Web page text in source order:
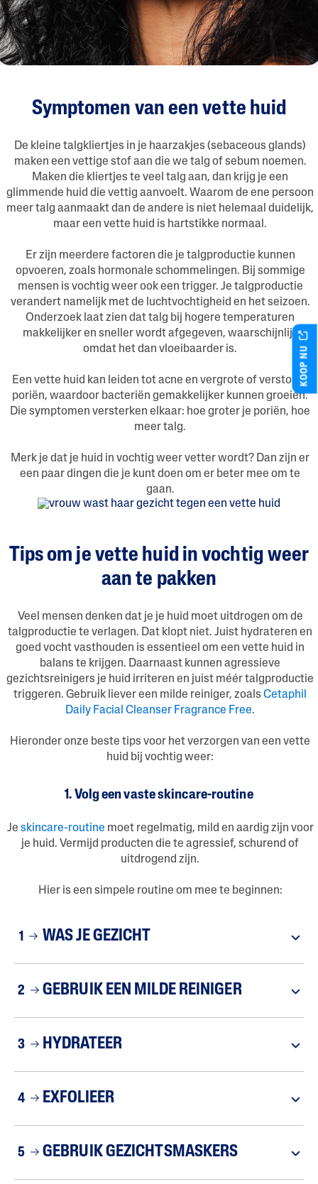
Symptomen van een vette huid
De kleine talgkliertjes in je haarzakjes (sebaceous glands)
maken een vettige stof aan die we talg of sebum noemen.
Maken die kliertjes te veel talg aan, dan krijg je een
glimmende huid die vettig aanvoelt. Waarom de ene persoon
meer talg aanmaakt dan de andere is niet helemaal duidelijk,
maar een vette huid is hartstikke normaal.
Er zijn meerdere factoren die je talgproductie kunnen
opvoeren, zoals hormonale schommelingen. Bij sommige
mensen is vochtig weer ook een trigger. Je talgproductie
verandert namelijk met de luchtvochtigheid en het seizoen.
Onderzoek laat zien dat talg bij hogere temperaturen
makkelijker en sneller wordt afgegeven, waarschijnlijk
omdat het dan vloeibaarder is.
Een vette huid kan leiden tot acne en vergrote of verstopte
poriën, waardoor bacteriën gemakkelijker kunnen groeien.
Die symptomen versterken elkaar: hoe groter je poriën, hoe
meer talg.
Merk je dat je huid in vochtig weer vetter wordt? Dan zijn er
een paar dingen die je kunt doen om er beter mee om te
gaan.
Tips om je vette huid in vochtig weer
aan te pakken
Veel mensen denken dat je je huid moet uitdrogen om de
talgproductie te verlagen. Dat klopt niet. Juist hydrateren en
goed vocht vasthouden is essentieel om een vette huid in
balans te krijgen. Daarnaast kunnen agressieve
gezichtsreinigers je huid irriteren en juist méér talgproductie
triggeren. Gebruik liever een milde reiniger, zoals Cetaphil
Daily Facial Cleanser Fragrance Free.
Hieronder onze beste tips voor het verzorgen van een vette
huid bij vochtig weer:
1. Volg een vaste skincare-routine
Je skincare-routine moet regelmatig, mild en aardig zijn voor
je huid. Vermijd producten die te agressief, schurend of
uitdrogend zijn.
Hier is een simpele routine om mee te beginnen:
1 WAS JE GEZICHT
2 GEBRUIK EEN MILDE REINIGER
3 HYDRATEER
4 EXFOLIEER
5 GEBRUIK GEZICHTSMASKERS
KOOP NU